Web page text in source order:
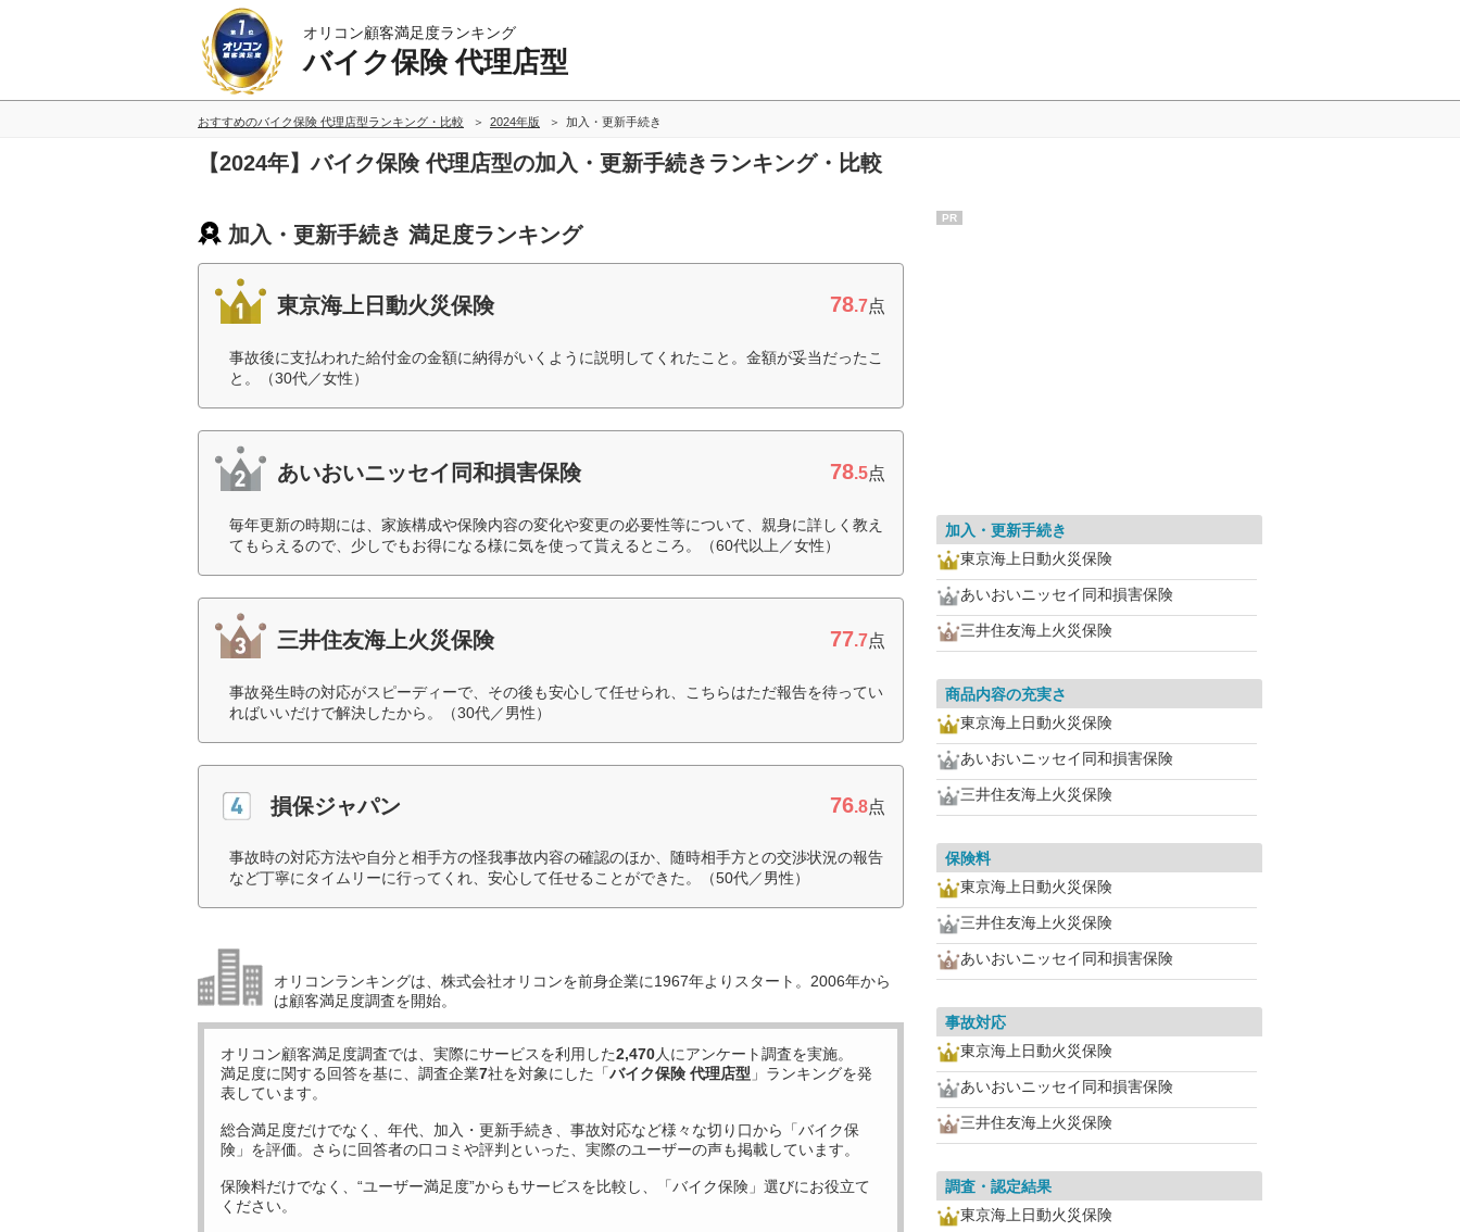
オリコン顧客満足度ランキング
バイク保険 代理店型
おすすめのバイク保険 代理店型ランキング・比較 2024年版 加入・更新手続き
【2024年】バイク保険 代理店型の加入・更新手続きランキング・比較
加入・更新手続き 満足度ランキング
東京海上日動火災保険 78.7点
事故後に支払われた給付金の金額に納得がいくように説明してくれたこと。金額が妥当だったこ
と。（30代／女性）
あいおいニッセイ同和損害保険 78.5点
毎年更新の時期には、家族構成や保険内容の変化や変更の必要性等について、親身に詳しく教え
てもらえるので、少しでもお得になる様に気を使って貰えるところ。（60代以上／女性）
三井住友海上火災保険 77.7点
事故発生時の対応がスピーディーで、その後も安心して任せられ、こちらはただ報告を待ってい
ればいいだけで解決したから。（30代／男性）
損保ジャパン 76.8点
事故時の対応方法や自分と相手方の怪我事故内容の確認のほか、随時相手方との交渉状況の報告
など丁寧にタイムリーに行ってくれ、安心して任せることができた。（50代／男性）
オリコンランキングは、株式会社オリコンを前身企業に1967年よりスタート。2006年から
は顧客満足度調査を開始。
オリコン顧客満足度調査では、実際にサービスを利用した2,470人にアンケート調査を実施。
満足度に関する回答を基に、調査企業7社を対象にした「バイク保険 代理店型 」ランキングを発
表しています。
総合満足度だけでなく、年代、加入・更新手続き、事故対応など様々な切り口から「バイク保
険」を評価。さらに回答者の口コミや評判といった、実際のユーザーの声も掲載しています。
保険料だけでなく、“ユーザー満足度”からもサービスを比較し、「バイク保険」選びにお役立て
ください。
PR
加入・更新手続き
東京海上日動火災保険
あいおいニッセイ同和損害保険
三井住友海上火災保険
商品内容の充実さ
東京海上日動火災保険
あいおいニッセイ同和損害保険
三井住友海上火災保険
保険料
東京海上日動火災保険
三井住友海上火災保険
あいおいニッセイ同和損害保険
事故対応
東京海上日動火災保険
あいおいニッセイ同和損害保険
三井住友海上火災保険
調査・認定結果
東京海上日動火災保険